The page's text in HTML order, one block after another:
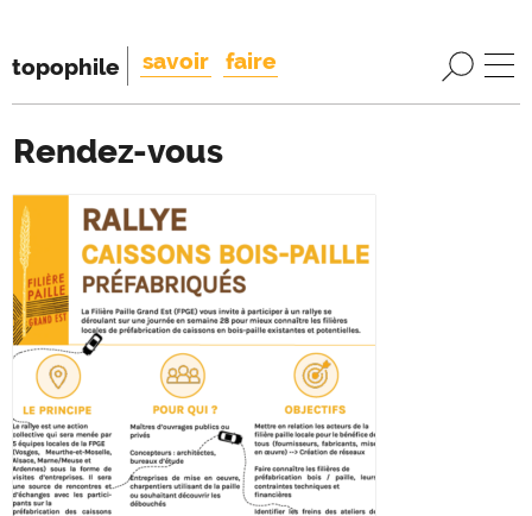
topophile savoir faire
Rendez-vous